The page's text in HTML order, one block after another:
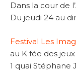
Dans la cour de
Du jeudi 24 au
Festival Les
au K fée des jeux
1 quai Stéphane